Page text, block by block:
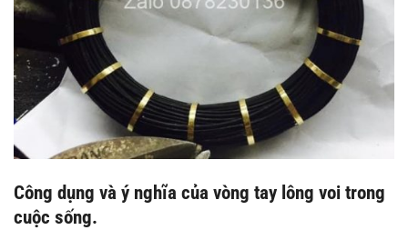
Công dụng và ý nghĩa của vòng tay lông voi trong
cuộc sống.